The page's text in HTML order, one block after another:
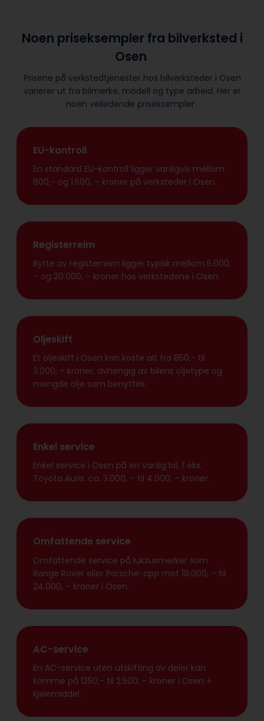
Noen priseksempler fra bilverksted i
Osen
Prisene på verkstedtjenester hos bilverksteder i Osen
varierer ut fra bilmerke, modell og type arbeid. Her er
noen veiledende priseksempler:
EU-kontroll
En standard EU-kontroll ligger vanligvis mellom
800,- og 1.500, – kroner på verksteder i Osen.
Registerreim
Bytte av registerreim ligger typisk mellom 5.000,
– og 20.000, – kroner hos verkstedene i Osen.
Oljeskift
Et oljeskift i Osen kan koste alt fra 850,- til
3.000, – kroner, avhengig av bilens oljetype og
mengde olje som benyttes.
Enkel service
Enkel service i Osen på en vanlig bil, f.eks.
Toyota Auris: ca. 3.000, – til 4.000, – kroner.
Omfattende service
Omfattende service på luksusmerker som
Range Rover eller Porsche: opp mot 18.000, – til
24.000, – kroner i Osen.
AC-service
En AC-service uten utskifting av deler kan
komme på 1250,- til 2.500, – kroner i Osen +
kjølemiddel.